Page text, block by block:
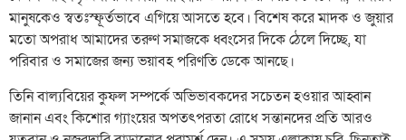
মানুষকেও স্বতঃস্ফূর্তভাবে এগিয়ে আসতে হবে। বিশেষ করে মাদক ও জুয়ার
মতো অপরাধ আমাদের তরুণ সমাজকে ধ্বংসের দিকে ঠেলে দিচ্ছে, যা
পরিবার ও সমাজের জন্য ভয়াবহ পরিণতি ডেকে আনছে।
​তিনি বাল্যবিয়ের কুফল সম্পর্কে অভিভাবকদের সচেতন হওয়ার আহ্বান
জানান এবং কিশোর গ্যাংয়ের অপতৎপরতা রোধে সন্তানদের প্রতি আরও